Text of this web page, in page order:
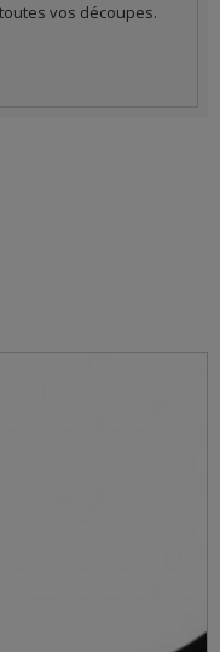
vos découpes.